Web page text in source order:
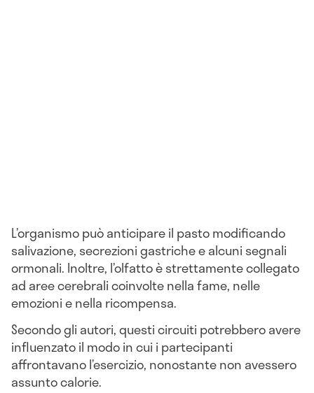
L’organismo può anticipare il pasto modificando
salivazione, secrezioni gastriche e alcuni segnali
ormonali. Inoltre, l’olfatto è strettamente collegato
ad aree cerebrali coinvolte nella fame, nelle
emozioni e nella ricompensa.
Secondo gli autori, questi circuiti potrebbero avere
influenzato il modo in cui i partecipanti
affrontavano l’esercizio, nonostante non avessero
assunto calorie.